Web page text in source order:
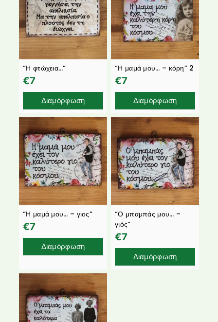
“Η φτώχεια…”
€7
Διαμόρφωση
“Η μαμά μου… – κόρη” 2
€7
Διαμόρφωση
“Η μαμά μου… – γιος”
€7
Διαμόρφωση
“Ο μπαμπάς μου… –
γιός”
€7
Διαμόρφωση